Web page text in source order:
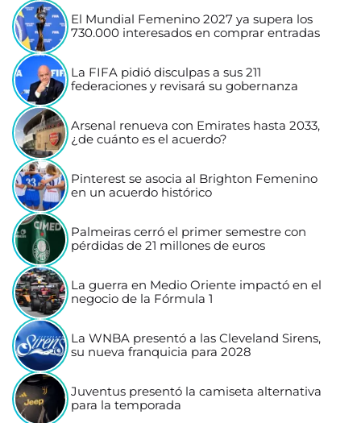
El Mundial Femenino 2027 ya supera los
730.000 interesados en comprar entradas
La FIFA pidió disculpas a sus 211
federaciones y revisará su gobernanza
Arsenal renueva con Emirates hasta 2033,
¿de cuánto es el acuerdo?
Pinterest se asocia al Brighton Femenino
en un acuerdo histórico
Palmeiras cerró el primer semestre con
pérdidas de 21 millones de euros
La guerra en Medio Oriente impactó en el
negocio de la Fórmula 1
La WNBA presentó a las Cleveland Sirens,
su nueva franquicia para 2028
Juventus presentó la camiseta alternativa
para la temporada